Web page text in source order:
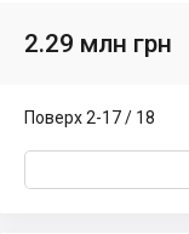
2.29 млн грн
Поверх 2-17 / 18